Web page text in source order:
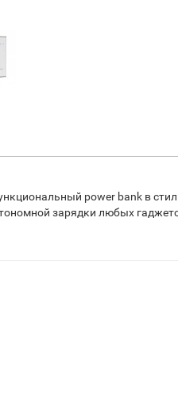
power bank в
зарядки любых